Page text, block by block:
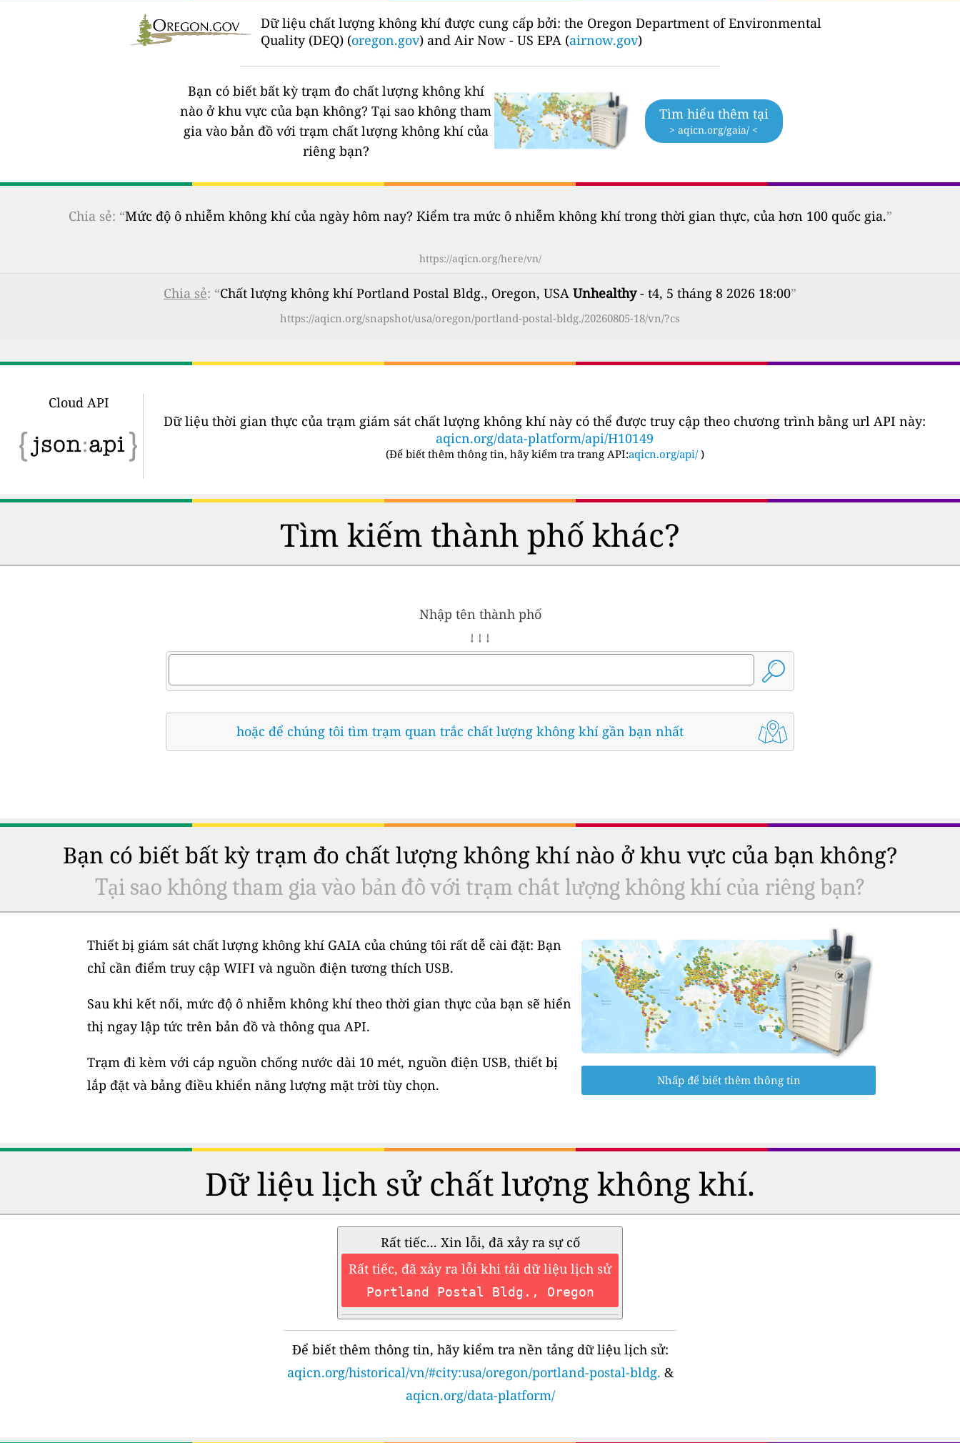
Dữ liệu chất lượng không khí được cung cấp bởi: the Oregon Department of Environmental
Quality (DEQ) (oregon.gov) and Air Now - US EPA (airnow.gov)
Bạn có biết bất kỳ trạm đo chất lượng không khí
nào ở khu vực của bạn không? Tại sao không tham
gia vào bản đồ với trạm chất lượng không khí của
riêng bạn?
Tìm hiểu thêm tại
> aqicn.org/gaia/ <
Chia sẻ: “Mức độ ô nhiễm không khí của ngày hôm nay? Kiểm tra mức ô nhiễm không khí trong thời gian thực, của hơn 100 quốc gia.”
https://aqicn.org/here/vn/
Chia sẻ: “Chất lượng không khí Portland Postal Bldg., Oregon, USA Unhealthy- t4, 5 tháng 8 2026 18:00”
https://aqicn.org/snapshot/usa/oregon/portland-postal-bldg./20260805-18/vn/?cs
Cloud API
Dữ liệu thời gian thực của trạm giám sát chất lượng không khí này có thể được truy cập theo chương trình bằng url API này:
aqicn.org/data-platform/api/H10149
(Để biết thêm thông tin, hãy kiểm tra trang API:aqicn.org/api/ )
Tìm kiếm thành phố khác?
Nhập tên thành phố
↓ ↓ ↓
hoặc để chúng tôi tìm trạm quan trắc chất lượng không khí gần bạn nhất
Bạn có biết bất kỳ trạm đo chất lượng không khí nào ở khu vực của bạn không?
Tại sao không tham gia vào bản đồ với trạm chất lượng không khí của riêng bạn?
Thiết bị giám sát chất lượng không khí GAIA của chúng tôi rất dễ cài đặt: Bạn
chỉ cần điểm truy cập WIFI và nguồn điện tương thích USB.
Sau khi kết nối, mức độ ô nhiễm không khí theo thời gian thực của bạn sẽ hiển
thị ngay lập tức trên bản đồ và thông qua API.
Trạm đi kèm với cáp nguồn chống nước dài 10 mét, nguồn điện USB, thiết bị
lắp đặt và bảng điều khiển năng lượng mặt trời tùy chọn.
Nhấp để biết thêm thông tin
Dữ liệu lịch sử chất lượng không khí.
Rất tiếc... Xin lỗi, đã xảy ra sự cố
Rất tiếc, đã xảy ra lỗi khi tải dữ liệu lịch sử
Portland Postal Bldg., Oregon
Để biết thêm thông tin, hãy kiểm tra nền tảng dữ liệu lịch sử:
aqicn.org/historical/vn/#city:usa/oregon/portland-postal-bldg. &
aqicn.org/data-platform/